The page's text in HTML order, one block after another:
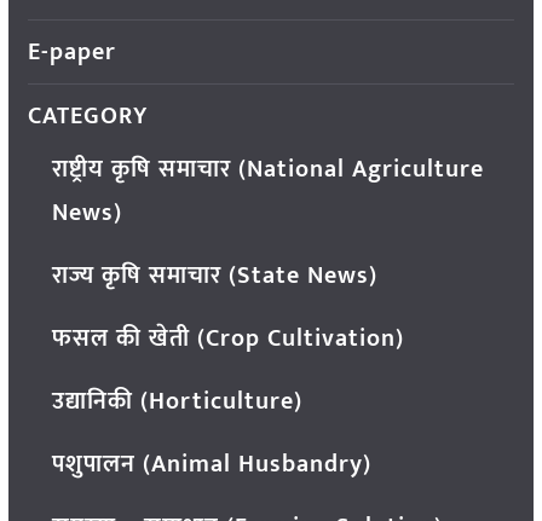
E-paper
CATEGORY
राष्ट्रीय कृषि समाचार (National Agriculture
News)
राज्य कृषि समाचार (State News)
फसल की खेती (Crop Cultivation)
उद्यानिकी (Horticulture)
पशुपालन (Animal Husbandry)